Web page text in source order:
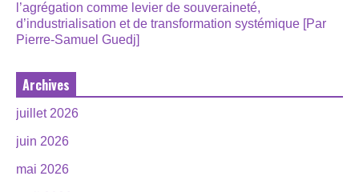
l’agrégation comme levier de souveraineté,
d’industrialisation et de transformation systémique [Par
Pierre-Samuel Guedj]
Archives
juillet 2026
juin 2026
mai 2026